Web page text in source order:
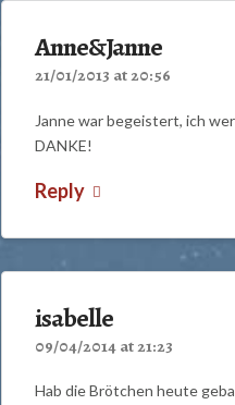
Anne&Janne
21/01/2013 at 20:56
Janne war begeistert, ich
DANKE!
Reply
isabelle
09/04/2014 at 21:23
Hab die Brötchen heute